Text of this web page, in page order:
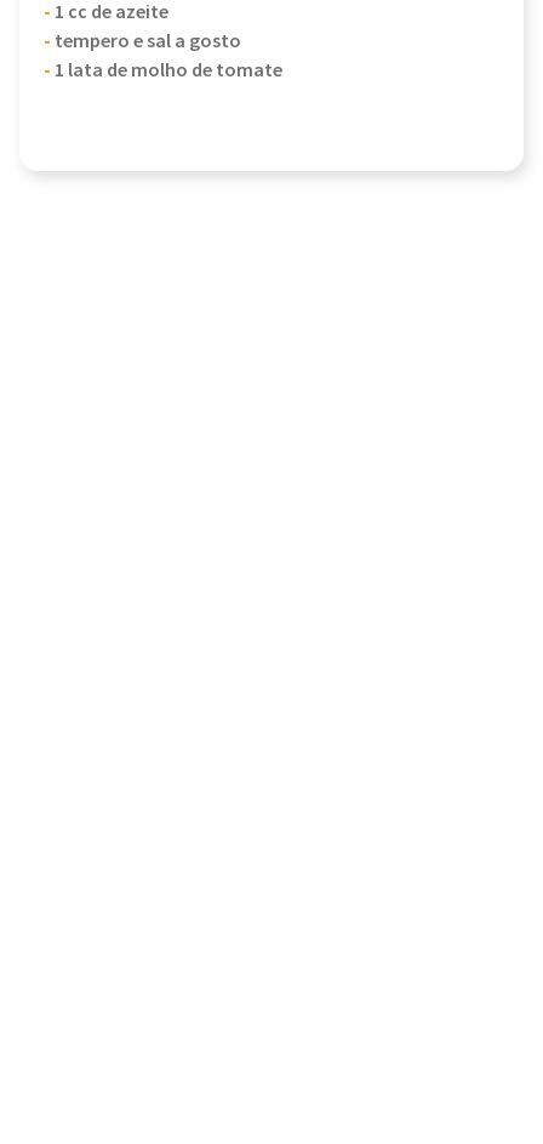
- 1 cc de azeite
- tempero e sal a gosto
- 1 lata de molho de tomate